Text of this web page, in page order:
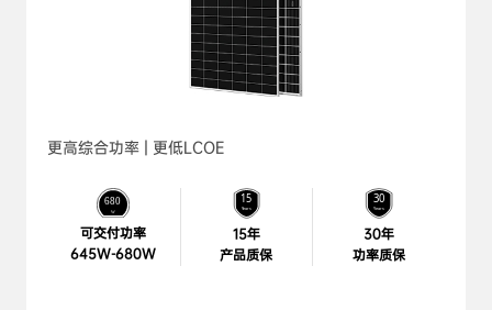
更高综合功率 | 更低LCOE
可交付功率
645W-680W
15年
产品质保
30年
功率质保